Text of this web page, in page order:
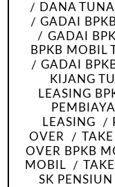
DANA TUNAI
GADAI
GADAI
BPKB MOBIL
GADAI
KIJANG
LEASING
LEASING
OVER
OVER BPKB
MOBIL
SK PENSIUN